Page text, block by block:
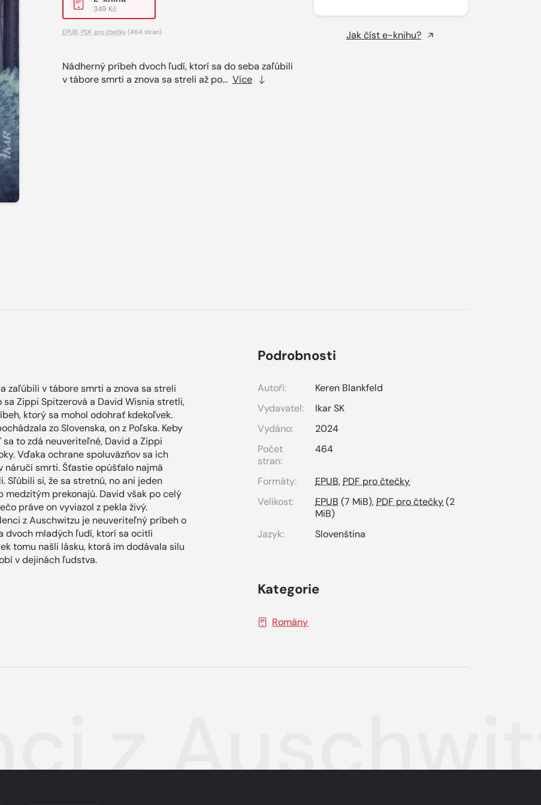
349 Kč
EPUB PDF pro čtečky(464 stran)
Nádherný príbeh dvoch ľudí, ktorí sa do seba zaľúbili
v tábore smrti a znova sa streli až po... Více
Jak číst e-knihu?
zaľúbili v tábore smrti a znova sa streli
Zippi Spitzerová a David Wisnia stretli,
ktorý sa mohol odohrať kdekoľvek.
zo Slovenska, on z Poľska. Keby
to zdá neuveriteľné, David a Zippi
Vďaka ochrane spoluväzňov sa ich
náručí smrti. Šťastie opúšťalo najmä
Sľúbili si, že sa stretnú, no ani jeden
medzitým prekonajú. David však po celý
práve on vyviazol z pekla živý.
z Auschwitzu je neuveriteľný príbeh o
dvoch mladých ľudí, ktorí sa ocitli
tomu našli lásku, ktorá im dodávala silu
v dejinách ľudstva.
Podrobnosti
Autoři:
Keren Blankfeld
Vydavatel:
Ikar SK
Vydáno:
2024
Počet
stran:
464
Formáty: EPUB,PDF pro čtečky
Velikost:
EPUB (7 MiB),PDF pro čtečky(2
MiB)
Jazyk:
Slovenština
Kategorie
Romány
z